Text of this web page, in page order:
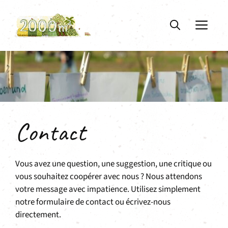
contenu
Contact
Vous avez une question, une suggestion, une critique ou
vous souhaitez coopérer avec nous ? Nous attendons
votre message avec impatience. Utilisez simplement
notre formulaire de contact ou écrivez-nous
directement.